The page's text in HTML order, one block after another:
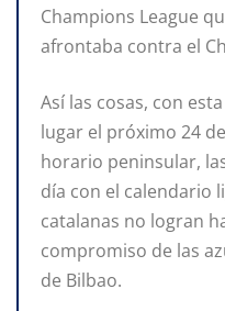
Champions League
afrontaba contra el
Así las cosas, con
lugar el próximo 24
horario peninsular,
día con el calendario
catalanas no logran
compromiso de las
de Bilbao.